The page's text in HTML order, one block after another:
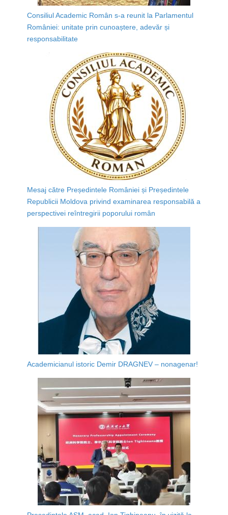
Consiliul Academic Român s-a reunit la Parlamentul
României: unitate prin cunoaștere, adevăr și
responsabilitate
Mesaj către Președintele României și Președintele
Republicii Moldova privind examinarea responsabilă a
perspectivei reîntregirii poporului român
Academicianul istoric Demir DRAGNEV – nonagenar!